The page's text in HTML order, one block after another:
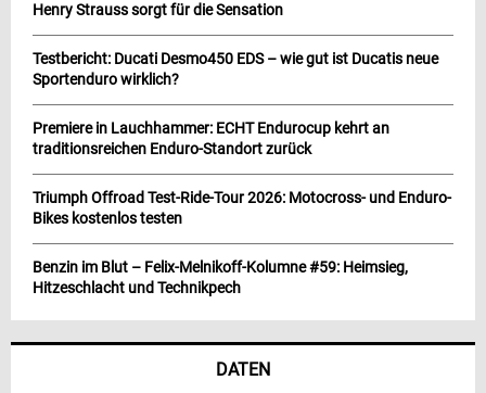
Henry Strauss sorgt für die Sensation
Testbericht: Ducati Desmo450 EDS – wie gut ist Ducatis neue
Sportenduro wirklich?
Premiere in Lauchhammer: ECHT Endurocup kehrt an
traditionsreichen Enduro-Standort zurück
Triumph Offroad Test-Ride-Tour 2026: Motocross- und Enduro-
Bikes kostenlos testen
Benzin im Blut – Felix-Melnikoff-Kolumne #59: Heimsieg,
Hitzeschlacht und Technikpech
DATEN